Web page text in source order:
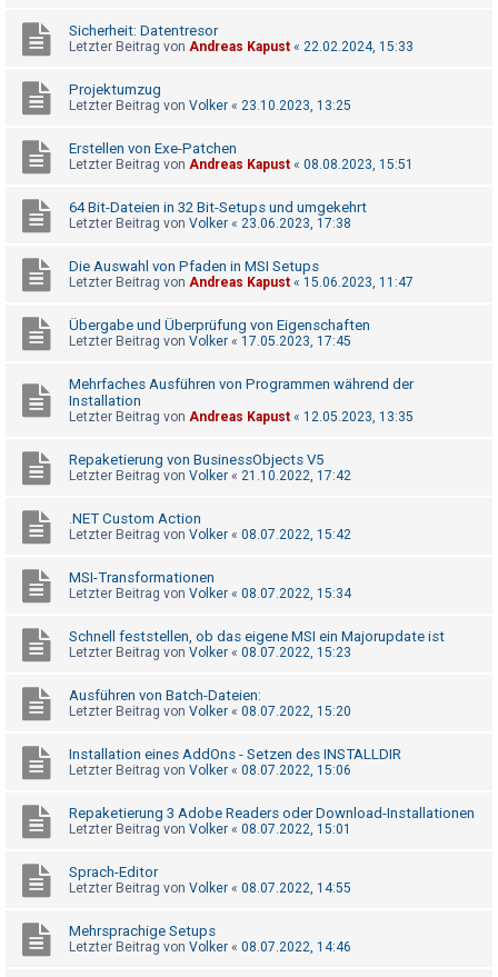
t
e
t
e
T
h
e
m
e
A
i
v
e
T
h
e
e
S
u
c
F
A
Sicherheit: Datentresor
Letzter Beitrag von Andreas Kapust « 22.02.2024, 15:33
Projektumzug
Letzter Beitrag von Volker « 23.10.2023, 13:25
Erstellen von Exe-Patchen
Letzter Beitrag von Andreas Kapust « 08.08.2023, 15:51
64 Bit-Dateien in 32 Bit-Setups und umgekehrt
Letzter Beitrag von Volker « 23.06.2023, 17:38
Die Auswahl von Pfaden in MSI Setups
Letzter Beitrag von Andreas Kapust « 15.06.2023, 11:47
Übergabe und Überprüfung von Eigenschaften
Letzter Beitrag von Volker « 17.05.2023, 17:45
Mehrfaches Ausführen von Programmen während der
Installation
Letzter Beitrag von Andreas Kapust « 12.05.2023, 13:35
Repaketierung von BusinessObjects V5
Letzter Beitrag von Volker « 21.10.2022, 17:42
.NET Custom Action
Letzter Beitrag von Volker « 08.07.2022, 15:42
MSI-Transformationen
Letzter Beitrag von Volker « 08.07.2022, 15:34
Schnell feststellen, ob das eigene MSI ein Majorupdate ist
Letzter Beitrag von Volker « 08.07.2022, 15:23
Ausführen von Batch-Dateien:
Letzter Beitrag von Volker « 08.07.2022, 15:20
Installation eines AddOns - Setzen des INSTALLDIR
Letzter Beitrag von Volker « 08.07.2022, 15:06
Repaketierung 3 Adobe Readers oder Download-Installationen
Letzter Beitrag von Volker « 08.07.2022, 15:01
Sprach-Editor
Letzter Beitrag von Volker « 08.07.2022, 14:55
Mehrsprachige Setups
Letzter Beitrag von Volker « 08.07.2022, 14:46